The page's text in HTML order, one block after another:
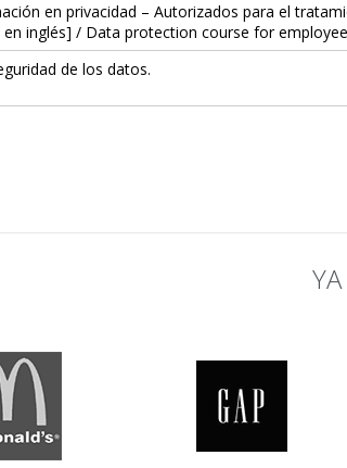
en privacidad – Autorizados para el
inglés] / Data protection course for
de los datos.